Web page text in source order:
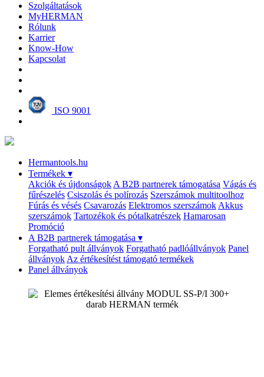
Szolgáltatások
MyHERMAN
Rólunk
Karrier
Know-How
Kapcsolat
ISO 9001
Hermantools.hu
Termékek ▾
Akciók és újdonságok A B2B partnerek támogatása Vágás és
fűrészelés Csiszolás és polírozás Szerszámok multitoolhoz
Fúrás és vésés Csavarozás Elektromos szerszámok Akkus
szerszámok Tartozékok és pótalkatrészek Hamarosan
Promóció
A B2B partnerek támogatása ▾
Forgatható pult állványok Forgatható padlóállványok Panel
állványok Az értékesítést támogató termékek
Panel állványok